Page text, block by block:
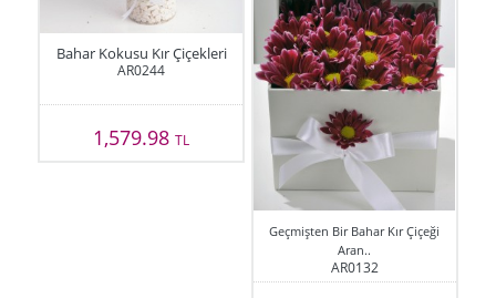
Bahar Kokusu Kır Çiçekleri
AR0244
1,579.98TL
Geçmişten Bir Bahar Kır Çiçeği
Aran..
AR0132